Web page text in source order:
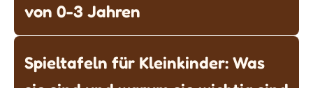
von 0-3 Jahren
Spieltafeln für Kleinkinder: Was